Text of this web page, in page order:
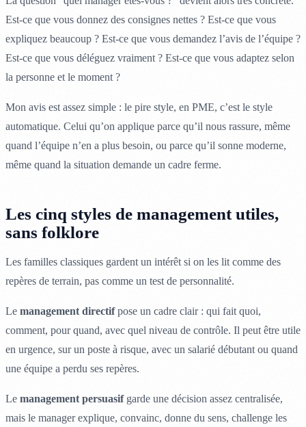
Est-ce que vous donnez des consignes nettes ? Est-ce que vous
expliquez beaucoup ? Est-ce que vous demandez l’avis de l’équipe ?
Est-ce que vous déléguez vraiment ? Est-ce que vous adaptez selon
la personne et le moment ?
Mon avis est assez simple : le pire style, en PME, c’est le style
automatique. Celui qu’on applique parce qu’il nous rassure, même
quand l’équipe n’en a plus besoin, ou parce qu’il sonne moderne,
même quand la situation demande un cadre ferme.
Les cinq styles de management utiles,
sans folklore
Les familles classiques gardent un intérêt si on les lit comme des
repères de terrain, pas comme un test de personnalité.
Le management directifpose un cadre clair : qui fait quoi,
comment, pour quand, avec quel niveau de contrôle. Il peut être utile
en urgence, sur un poste à risque, avec un salarié débutant ou quand
une équipe a perdu ses repères.
Le management persuasifgarde une décision assez centralisée,
mais le manager explique, convainc, donne du sens, challenge les